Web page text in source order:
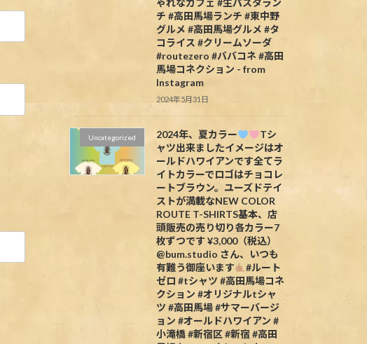
チ #高田馬場ランチ #東中野
グルメ #高田馬場グルメ #タ
コライス #クリームソーダ
#routezero #ババコネ #高田
馬場コネクション - from
Instagram
2024年5月31日
Uncategorized 2024年、夏カラー
Tシ
ャツ出来ましたイメージはオ
ールドハワイアンです全てラ
イトカラーでロゴはチョコレ
ートブラウン。ユーズドテイ
ストが満載なNEW COLOR
ROUTE T-SHIRTS基本、店
頭販売の売り切り各カラー7
枚ずつです ¥3,000（税込）
@bum.studio さん、いつも
有難う御座います
#ルート
ゼロ #tシャツ #高田馬場コネ
クション #オリジナルtシャ
ツ #高田馬場 #サマーバージ
ョン #オールドハワイアン #
小滝橋 #新宿区 #新宿 #高田